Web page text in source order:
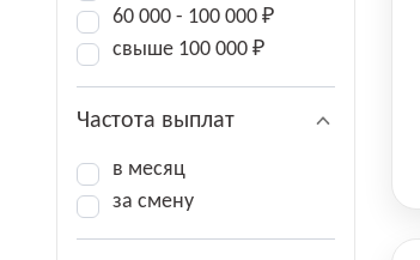
60 000 - 100 000 ₽
свыше 100 000 ₽
Частота выплат
в месяц
за смену